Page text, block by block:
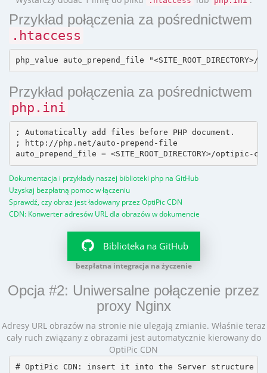
Przykład połączenia za pośrednictwem
.htaccess
Przykład połączenia za pośrednictwem
php.ini
; Automatically add files before PHP document.
; http://php.net/auto-prepend-file
Dokumentacja i przykłady naszej biblioteki php na GitHub
Uzyskaj bezpłatną pomoc w łączeniu
Sprawdź, czy obraz jest ładowany przez OptiPic CDN
CDN: Konwerter adresów URL dla obrazów w dokumencie
Biblioteka na GitHub
bezpłatna integracja na życzenie
Opcja #2: Uniwersalne połączenie przez
proxy Nginx
Adresy URL obrazów na stronie nie ulegają zmianie. Właśnie teraz
cały ruch związany z obrazami jest automatycznie kierowany do
OptiPic CDN
# OptiPic CDN: insert it into the Server structure